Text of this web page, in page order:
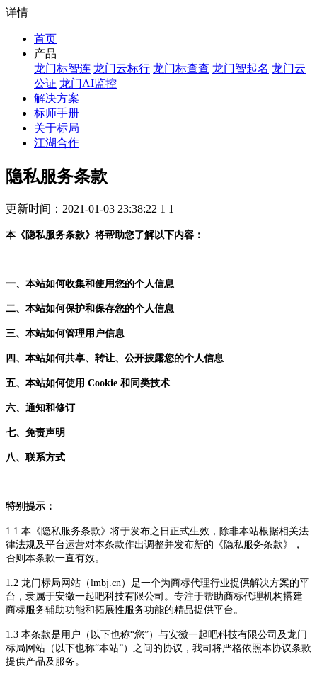
详情
首页
产品
龙门标智连 龙门云标行 龙门标查查 龙门智起名 龙门云
公证 龙门AI监控
解决方案
标师手册
关于标局
江湖合作
隐私服务条款
更新时间：2021-01-03 23:38:22 1 1
本《隐私服务条款》将帮助您了解以下内容：
一、本站如何收集和使用您的个人信息
二、本站如何保护和保存您的个人信息
三、本站如何管理用户信息
四、本站如何共享、转让、公开披露您的个人信息
五、本站如何使用 Cookie 和同类技术
六、通知和修订
七、免责声明
八、联系方式
特别提示：
1.1 本《隐私 服务条款》将于发布之日正式生效，除非本站根据相关法
律法规及平台运营对本条款作出调整并发布新的 《 隐私 服务条款》
，
否则 本条款一直有效。
1.2 龙门标局网站（lmbj.cn）是一个为商标代理行业提供解决方案的平
台，隶属于安徽一起吧科技有限公司。 专注于帮助商标代理机构搭建
商标服务辅助功能和拓展性服务功能的精品提供平台。
1.3 本条款是用户（以下也称“您”）与安徽一起吧科技有限公司及龙门
标局网站 （以下也称“本站”）之间的协议，我司将严格依照本协议条款
提供产品及服务。